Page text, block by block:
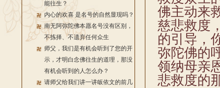
能往生？
内心的欢喜 是名号的自然显现吗？
南无阿弥陀佛本愿名号没有区别，
不拣择、不遗弃任何众生
师父，我们是有机会听到了您的开
示，才明白念佛往生的道理，那没
有机会听到的人怎么办？
请师父给我们讲一讲皈依文的前几
佛主动来
慈悲救度
的引导，
弥陀佛的
领纳母亲
悲救度的